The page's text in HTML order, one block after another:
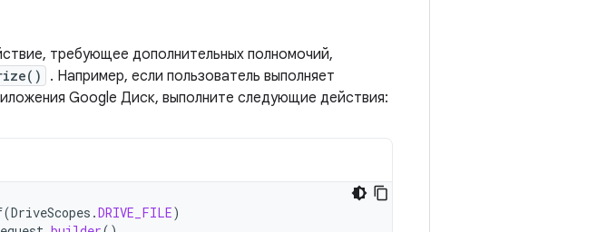
требующее дополнительных полномочий,
. Например, если пользователь выполняет
Google Диск, выполните следующие действия:
(DriveScopes .DRIVE_FILE)